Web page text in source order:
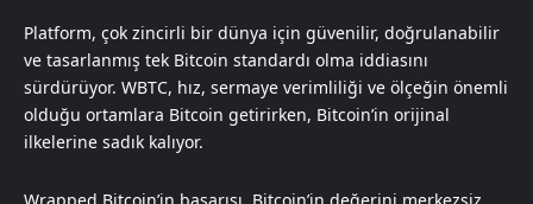
Platform, çok zincirli bir dünya için güvenilir, doğrulanabilir
ve tasarlanmış tek Bitcoin standardı olma iddiasını
sürdürüyor. WBTC, hız, sermaye verimliliği ve ölçeğin önemli
olduğu ortamlara Bitcoin getirirken, Bitcoin’in orijinal
ilkelerine sadık kalıyor.